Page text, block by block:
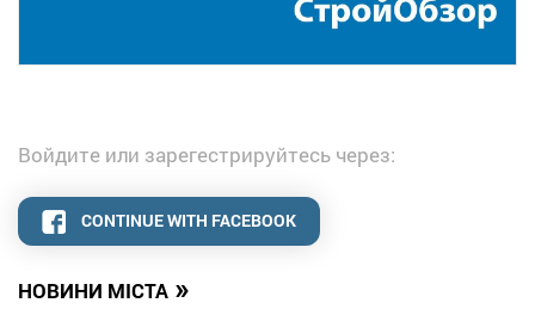
НОВИНИ МІСТА »
Войдите или зарегестрируйтесь через:
CONTINUE WITH FACEBOOK